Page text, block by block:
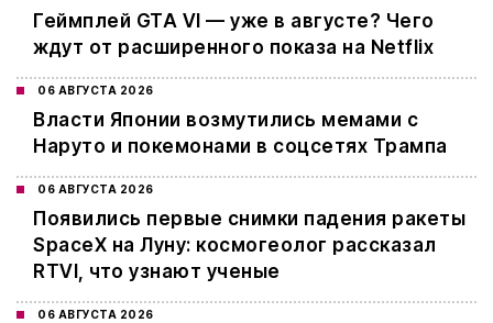
Геймплей GTA VI — уже в августе? Чего
ждут от расширенного показа на Netflix
06 АВГУСТА 2026
Власти Японии возмутились мемами с
Наруто и покемонами в соцсетях Трампа
06 АВГУСТА 2026
Появились первые снимки падения ракеты
SpaceX на Луну: космогеолог рассказал
RTVI, что узнают ученые
06 АВГУСТА 2026